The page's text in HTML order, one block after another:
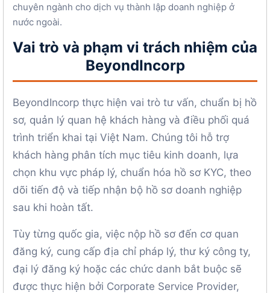
chuyên ngành cho dịch vụ thành lập doanh nghiệp ở
nước ngoài.
Vai trò và phạm vi trách nhiệm của
BeyondIncorp
BeyondIncorp thực hiện vai trò tư vấn, chuẩn bị hồ
sơ, quản lý quan hệ khách hàng và điều phối quá
trình triển khai tại Việt Nam. Chúng tôi hỗ trợ
khách hàng phân tích mục tiêu kinh doanh, lựa
chọn khu vực pháp lý, chuẩn hóa hồ sơ KYC, theo
dõi tiến độ và tiếp nhận bộ hồ sơ doanh nghiệp
sau khi hoàn tất.
Tùy từng quốc gia, việc nộp hồ sơ đến cơ quan
đăng ký, cung cấp địa chỉ pháp lý, thư ký công ty,
đại lý đăng ký hoặc các chức danh bắt buộc sẽ
được thực hiện bởi Corporate Service Provider,